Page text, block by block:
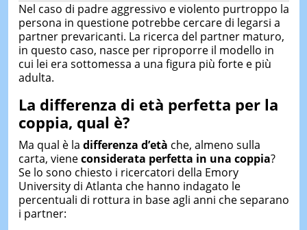
Nel caso di padre aggressivo e violento purtroppo la
persona in questione potrebbe cercare di legarsi a
partner prevaricanti. La ricerca del partner maturo,
in questo caso, nasce per riproporre il modello in
cui lei era sottomessa a una figura più forte e più
adulta.
La differenza di età perfetta per la
coppia, qual è?
Ma qual è la differenza d’età che, almeno sulla
carta, vieneconsiderata perfetta in una coppia?
Se lo sono chiesto i ricercatori della Emory
University di Atlanta che hanno indagato le
percentuali di rottura in base agli anni che separano
i partner: